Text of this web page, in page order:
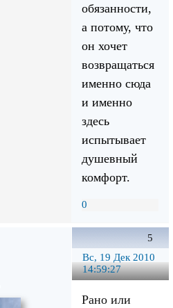
обязанности,
а потому, что
он хочет
возвращаться
именно сюда
и именно
здесь
испытывает
душевный
комфорт.
0
5
Вс, 19 Дек 2010
14:59:27
Рано или